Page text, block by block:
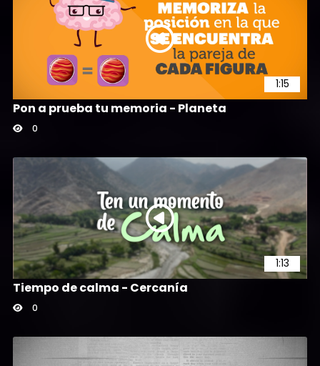
1:15
Pon a prueba tu memoria - Planeta
0
1:13
Tiempo de calma - Cercanía
0